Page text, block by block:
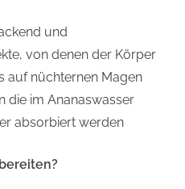
und
von denen der Körper
auf nüchternen Magen
die im Ananaswasser
absorbiert werden